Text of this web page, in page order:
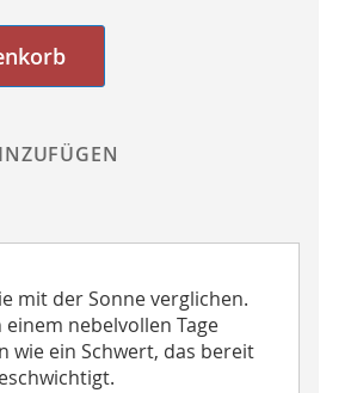
mit der Sonne verglichen.
nebelvollen Tage
ein Schwert, das bereit